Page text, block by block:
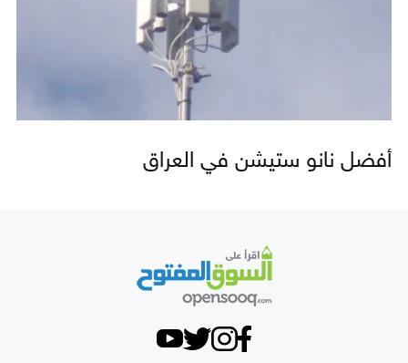
أفضل نانو ستيشن في العراق